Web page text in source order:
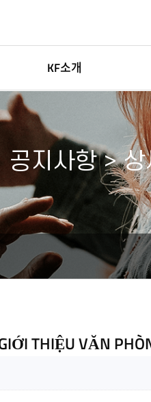
KF소개
이사장소개
윤리·인권경영
신고센터
기부참여
찾아오시는길
공지사항 >
THIỆU VĂN